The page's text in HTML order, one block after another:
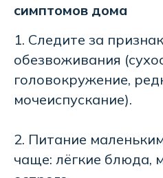
симптомов дома
1. Следите за
обезвоживания
головокружение,
мочеиспускание).
2. Питание
чаще: лёгкие блюда,